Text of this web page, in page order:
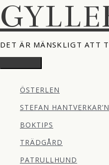
Hoppa
till
innehåll
DET ÄR MÄNSKLIGT ATT
Huvudmeny
ÖSTERLEN
STEFAN HANTVERKAR’N
BOKTIPS
TRÄDGÅRD
PATRULLHUND